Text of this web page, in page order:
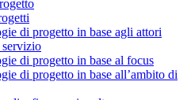
di progetto in base agli attori
di progetto in base al focus
di progetto in base all’ambito di